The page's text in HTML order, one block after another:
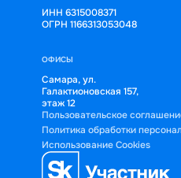
ИНН 6315008371
ОГРН 1166313053048
ОФИСЫ
Самара, ул.
Галактионовская 157,
этаж 12
Пользовательское
Политика обработки
Использование Cookies